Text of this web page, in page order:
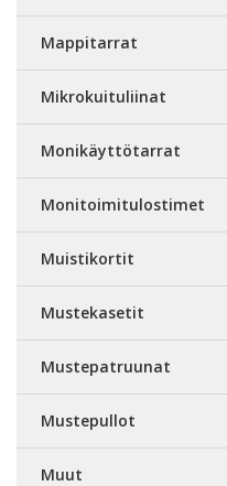
Mappitarrat
Mikrokuituliinat
Monikäyttötarrat
Monitoimitulostimet
Muistikortit
Mustekasetit
Mustepatruunat
Mustepullot
Muut